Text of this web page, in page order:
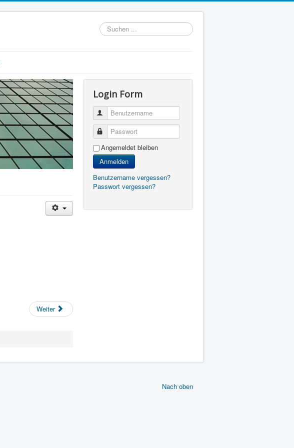
Suchen
...
Weiter
Login Form
Benutzername
Passwort
Angemeldet bleiben
Anmelden
Benutzername vergessen?
Passwort vergessen?
Nach oben